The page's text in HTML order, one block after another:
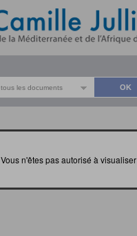
tous les documents
Vous n'êtes pas autorisé à